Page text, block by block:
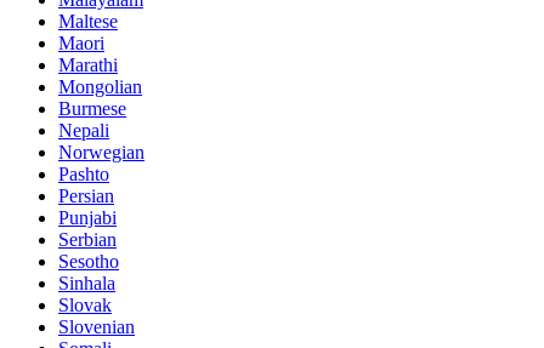
Maltese
Maori
Marathi
Mongolian
Burmese
Nepali
Norwegian
Pashto
Persian
Punjabi
Serbian
Sesotho
Sinhala
Slovak
Slovenian